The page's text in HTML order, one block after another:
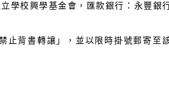
興學基金會，匯款銀行：永豐銀
書轉讓」，並以限時掛號郵寄至